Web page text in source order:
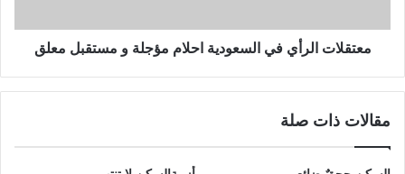
معتقلات الرأي في السعودية احلام مؤجلة و مستقبل معلق
مقالات ذات صلة